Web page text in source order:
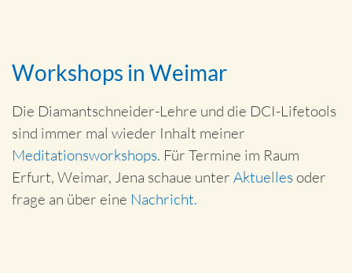
Workshops in Weimar
Die Diamantschneider-Lehre und die DCI-Lifetools
sind immer mal wieder Inhalt meiner
Meditationsworkshops. Für Termine im Raum
Erfurt, Weimar, Jena schaue unter Aktuelles oder
frage an über eine Nachricht.